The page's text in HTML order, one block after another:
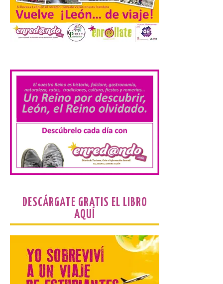
Los minerales y sus usos
más comunes centran la
la Minería de Sabero
8 Ago 2026
La exposición que se
inaugurará el sábado día 8
media de la mañana,
durante la ‘Feria de
minerales, rocas y fósiles de Castilla y
León’, podrá visitarse hasta finales del
La Bañeza inicia sus
cargo de Arturo Martínez
Matilla
8 Ago 2026
DESCÁRGATE GRATIS EL LIBRO
AQUÍ